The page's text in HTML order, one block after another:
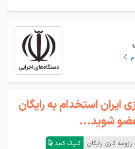
ایران استخدام به رایگان
شوید...
کاری رایگان کلیک کنید